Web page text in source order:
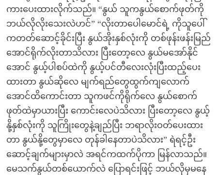
ကားပေးထားလိုက်သည်။ “နွယ် သူကနွယ်စောက်ဖုတ်ကို
ဘယ်လိုလိုးသေးလဲဟင်” “လိုးတာပေါမောင်ရဲ့ ကိုသူပေါ်
ကတတ်ဆောင့်ခိုင်းပြီး နွယ်အိုးနှစ်လုံးကို တစ်ဖုန်းဖန်းမြည်
အောင်ရိုက်လိုးတာသိလား ပြီးတော့လေ နွယ်မအော်နိုင်
အောင် နွယ့်ပါစပ်ထဲကို နွယ့်ပင်တီလေးလုံးပြီးထည့်ပေး
ထားတာ နွယ်ဆိုလေ မျက်ရည်တွေထွက်ကျလောက်
အောင်ထိကောင်းတာ သူကဖင်ကိုရိုက်လေ နွယ်စောက်
ဖုတ်ထဲမှာယားပြီး ကောင်းလေပဲသိလား ပြီးတော့လေ နွယ့်
နို့နှစ်လုံးကို သူကြိုးတွေနဲ့ချည်ပြီး ဘရာလိုးဝတ်ပေးထား
တာ နွယ်နို့တွေမှာလေ တုန်ခါနေတာပဲသိလား” ရဲရင့်ဦး
ဆောင့်ချက်များမှာလဲ အရင်ကထက်ပိုကာ မြန်လာသည်။
မေသက်နွယ်တစ်ယောက်လဲ ပြောရင်းဖြင့် ဘယ်လိုမှမနေ